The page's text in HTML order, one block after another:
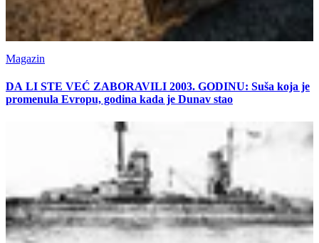
Magazin
DA LI STE VEĆ ZABORAVILI 2003. GODINU: Suša koja je
promenula Evropu, godina kada je Dunav stao